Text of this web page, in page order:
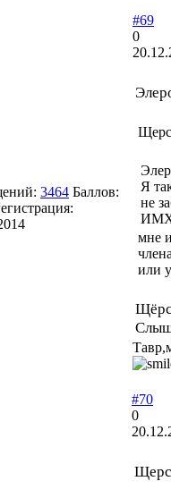
3464 Баллов:
#69
0
Я
не
мне
или
#70
0